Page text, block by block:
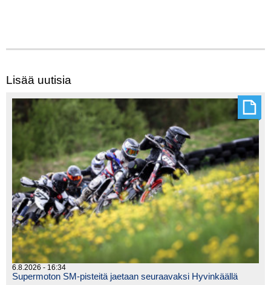
Lisää uutisia
6.8.2026 - 16:34
Supermoton SM-pisteitä jaetaan seuraavaksi Hyvinkäällä